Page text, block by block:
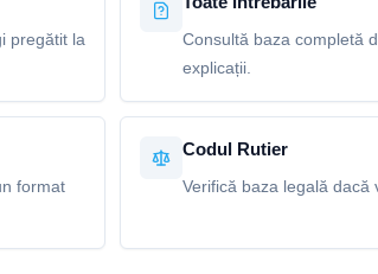
pregătit la
Consultă baza completă
explicații.
format
Codul Rutier
Verifică baza legală dacă